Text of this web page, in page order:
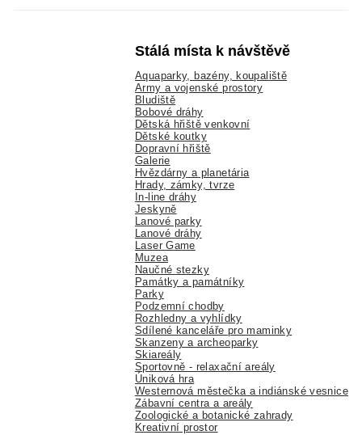
Stálá místa k návštěvě
Aquaparky, bazény, koupaliště
Army a vojenské prostory
Bludiště
Bobové dráhy
Dětská hřiště venkovní
Dětské koutky
Dopravní hřiště
Galerie
Hvězdárny a planetária
Hrady, zámky, tvrze
In-line dráhy
Jeskyně
Lanové parky
Lanové dráhy
Laser Game
Muzea
Naučné stezky
Památky a památníky
Parky
Podzemní chodby
Rozhledny a vyhlídky
Sdílené kanceláře pro maminky
Skanzeny a archeoparky
Skiareály
Sportovně - relaxační areály
Úniková hra
Westernová městečka a indiánské vesnice
Zábavní centra a areály
Zoologické a botanické zahrady
Kreativní prostor